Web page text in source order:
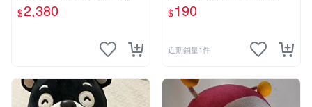
選一 可繡字 可今天寄明天到
$2,380
分售
$190
近期銷量1件